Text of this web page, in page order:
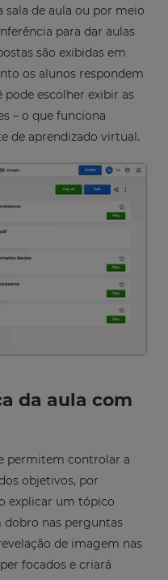
de aula ou por meio
para dar aulas
são exibidas em
os alunos respondem
escolher exibir as
– o que funciona
de aprendizado virtual.
da aula com
permitem controlar a
objetivos, por
explicar um tópico
nas perguntas
de imagem nas
focados e criará